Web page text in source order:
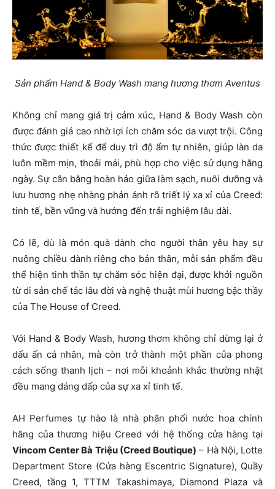
Sản phẩm Hand & Body Wash mang hương thơm Aventus
Không chỉ mang giá trị cảm xúc, Hand & Body Wash còn
được đánh giá cao nhờ lợi ích chăm sóc da vượt trội. Công
thức được thiết kế để duy trì độ ẩm tự nhiên, giúp làn da
luôn mềm mịn, thoải mái, phù hợp cho việc sử dụng hằng
ngày. Sự cân bằng hoàn hảo giữa làm sạch, nuôi dưỡng và
lưu hương nhẹ nhàng phản ánh rõ triết lý xa xỉ của Creed:
tinh tế, bền vững và hướng đến trải nghiệm lâu dài.
Có lẽ, dù là món quà dành cho người thân yêu hay sự
nuông chiều dành riêng cho bản thân, mỗi sản phẩm đều
thể hiện tinh thần tự chăm sóc hiện đại, được khởi nguồn
từ di sản chế tác lâu đời và nghệ thuật mùi hương bậc thầy
của The House of Creed.
Với Hand & Body Wash, hương thơm không chỉ dừng lại ở
dấu ấn cá nhân, mà còn trở thành một phần của phong
cách sống thanh lịch – nơi mỗi khoảnh khắc thường nhật
đều mang dáng dấp của sự xa xỉ tinh tế.
AH Perfumes tự hào là nhà phân phối nước hoa chính
hãng của thương hiệu Creed với hệ thống cửa hàng tại
Vincom Center Bà Triệu (Creed Boutique) – Hà Nội, Lotte
Department Store (Cửa hàng Escentric Signature), Quầy
Creed, tầng 1, TTTM Takashimaya, Diamond Plaza và